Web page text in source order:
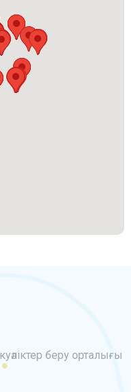
беру орталығы